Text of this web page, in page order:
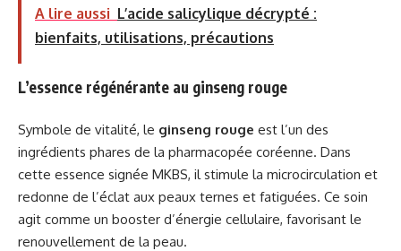
A lire aussi L’acide salicylique décrypté :
bienfaits, utilisations, précautions
L’essence régénérante au ginseng rouge
Symbole de vitalité, le ginseng rouge est l’un des
ingrédients phares de la pharmacopée coréenne. Dans
cette essence signée MKBS, il stimule la microcirculation et
redonne de l’éclat aux peaux ternes et fatiguées. Ce soin
agit comme un booster d’énergie cellulaire, favorisant le
renouvellement de la peau.